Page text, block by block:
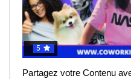
5
Partagez votre Contenu
5
Le Meriem Live vous
5
IA et robots : peut-on leur
5
Le rêve de l’entrepreneur,
5
Meriem Live à la